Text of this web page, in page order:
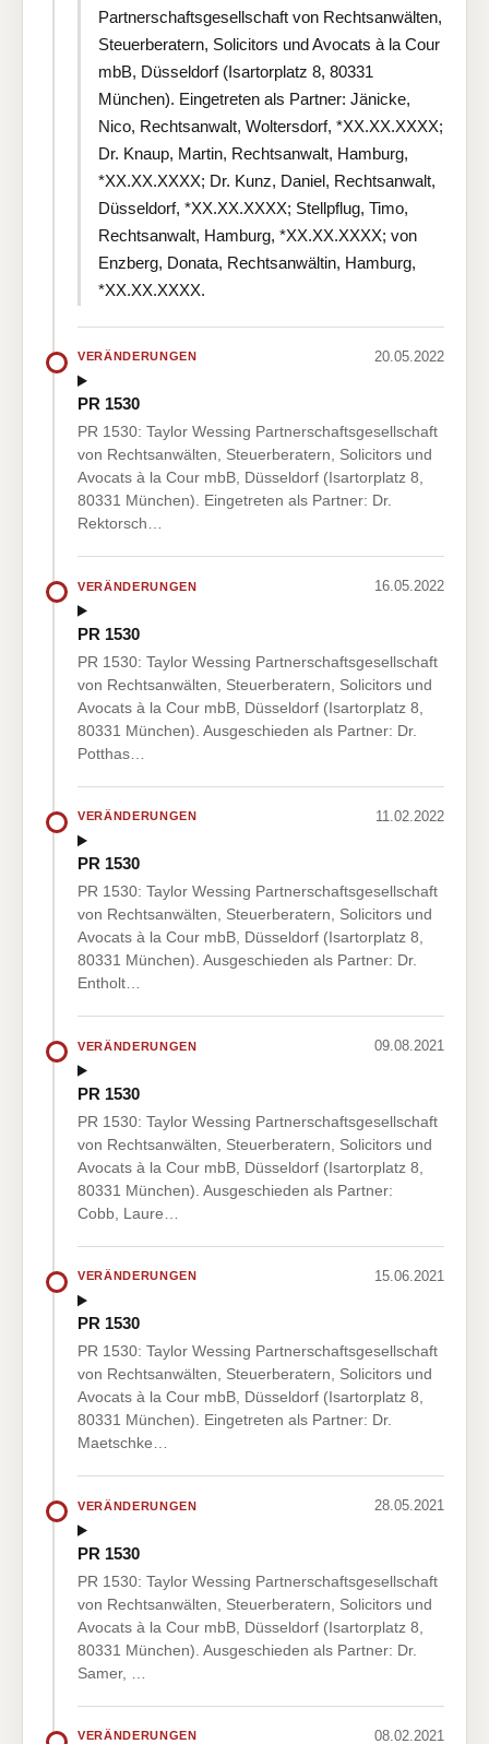
Partnerschaftsgesellschaft von Rechtsanwälten,
Steuerberatern, Solicitors und Avocats à la Cour
mbB, Düsseldorf (Isartorplatz 8, 80331
München). Eingetreten als Partner: Jänicke,
Nico, Rechtsanwalt, Woltersdorf, *XX.XX.XXXX;
Dr. Knaup, Martin, Rechtsanwalt, Hamburg,
*XX.XX.XXXX; Dr. Kunz, Daniel, Rechtsanwalt,
Düsseldorf, *XX.XX.XXXX; Stellpflug, Timo,
Rechtsanwalt, Hamburg, *XX.XX.XXXX; von
Enzberg, Donata, Rechtsanwältin, Hamburg,
*XX.XX.XXXX.
VERÄNDERUNGEN 20.05.2022
PR 1530
PR 1530: Taylor Wessing Partnerschaftsgesellschaft
von Rechtsanwälten, Steuerberatern, Solicitors und
Avocats à la Cour mbB, Düsseldorf (Isartorplatz 8,
80331 München). Eingetreten als Partner: Dr.
Rektorsch…
VERÄNDERUNGEN 16.05.2022
PR 1530
PR 1530: Taylor Wessing Partnerschaftsgesellschaft
von Rechtsanwälten, Steuerberatern, Solicitors und
Avocats à la Cour mbB, Düsseldorf (Isartorplatz 8,
80331 München). Ausgeschieden als Partner: Dr.
Potthas…
VERÄNDERUNGEN 11.02.2022
PR 1530
PR 1530: Taylor Wessing Partnerschaftsgesellschaft
von Rechtsanwälten, Steuerberatern, Solicitors und
Avocats à la Cour mbB, Düsseldorf (Isartorplatz 8,
80331 München). Ausgeschieden als Partner: Dr.
Entholt…
VERÄNDERUNGEN 09.08.2021
PR 1530
PR 1530: Taylor Wessing Partnerschaftsgesellschaft
von Rechtsanwälten, Steuerberatern, Solicitors und
Avocats à la Cour mbB, Düsseldorf (Isartorplatz 8,
80331 München). Ausgeschieden als Partner:
Cobb, Laure…
VERÄNDERUNGEN 15.06.2021
PR 1530
PR 1530: Taylor Wessing Partnerschaftsgesellschaft
von Rechtsanwälten, Steuerberatern, Solicitors und
Avocats à la Cour mbB, Düsseldorf (Isartorplatz 8,
80331 München). Eingetreten als Partner: Dr.
Maetschke…
VERÄNDERUNGEN 28.05.2021
PR 1530
PR 1530: Taylor Wessing Partnerschaftsgesellschaft
von Rechtsanwälten, Steuerberatern, Solicitors und
Avocats à la Cour mbB, Düsseldorf (Isartorplatz 8,
80331 München). Ausgeschieden als Partner: Dr.
Samer, …
VERÄNDERUNGEN 08.02.2021